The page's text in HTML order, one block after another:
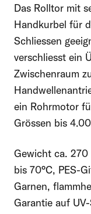
Nehmen
um den
anzufragen.
Rufen Sie
062
Mo bis Fr, 8 –
Oder
Felder mit
Das Rolltor mit
Handkurbel für
Schliessen
verschliesst ein
Zwischenraum
ein Rohrmotor
Grössen bis
Gewicht ca.
bis 70°C, PES-
Garnen,
Garantie auf